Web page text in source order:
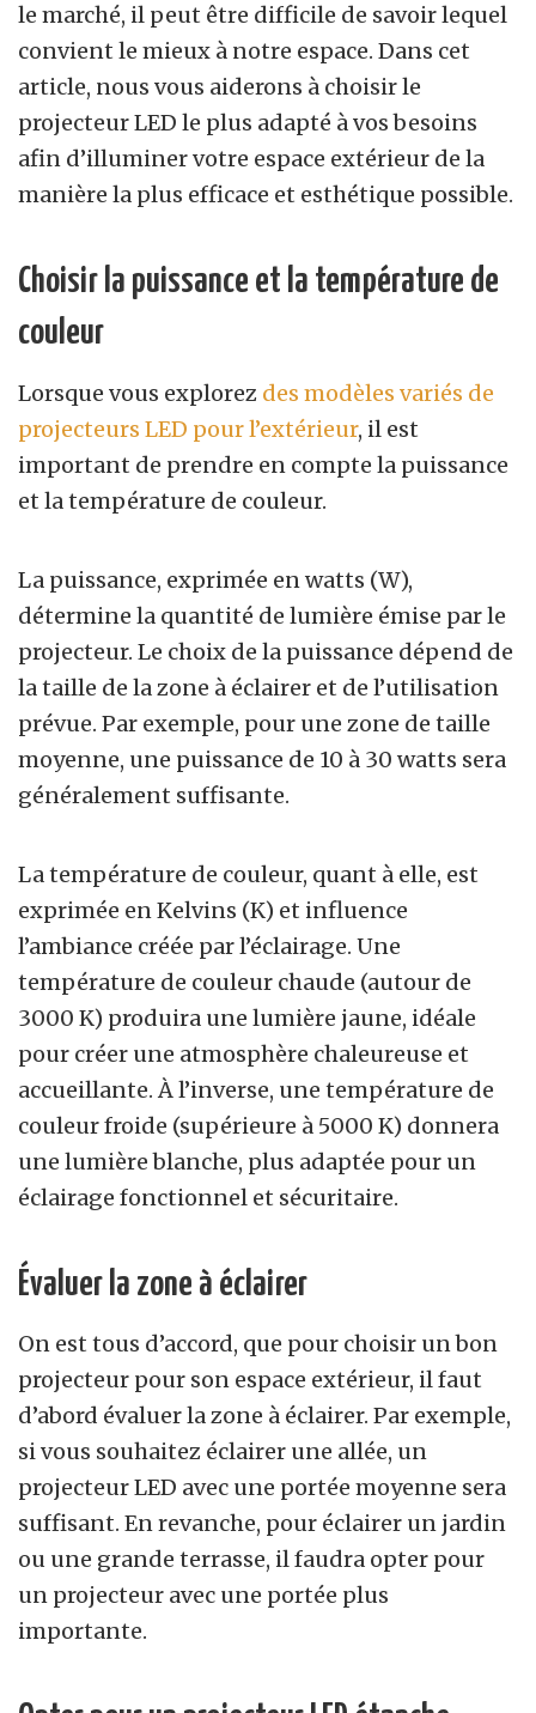
le marché, il peut être difficile de savoir lequel
convient le mieux à notre espace. Dans cet
article, nous vous aiderons à choisir le
projecteur LED le plus adapté à vos besoins
afin d’illuminer votre espace extérieur de la
manière la plus efficace et esthétique possible.
Choisir la puissance et la température de
couleur
Lorsque vous explorez des modèles variés de
projecteurs LED pour l’extérieur, il est
important de prendre en compte la puissance
et la température de couleur.
La puissance, exprimée en watts (W),
détermine la quantité de lumière émise par le
projecteur. Le choix de la puissance dépend de
la taille de la zone à éclairer et de l’utilisation
prévue. Par exemple, pour une zone de taille
moyenne, une puissance de 10 à 30 watts sera
généralement suffisante.
La température de couleur, quant à elle, est
exprimée en Kelvins (K) et influence
l’ambiance créée par l’éclairage. Une
température de couleur chaude (autour de
3000 K) produira une lumière jaune, idéale
pour créer une atmosphère chaleureuse et
accueillante. À l’inverse, une température de
couleur froide (supérieure à 5000 K) donnera
une lumière blanche, plus adaptée pour un
éclairage fonctionnel et sécuritaire.
Évaluer la zone à éclairer
On est tous d’accord, que pour choisir un bon
projecteur pour son espace extérieur, il faut
d’abord évaluer la zone à éclairer. Par exemple,
si vous souhaitez éclairer une allée, un
projecteur LED avec une portée moyenne sera
suffisant. En revanche, pour éclairer un jardin
ou une grande terrasse, il faudra opter pour
un projecteur avec une portée plus
importante.